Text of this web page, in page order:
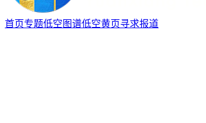
首页专题低空图谱低空黄页寻求报道